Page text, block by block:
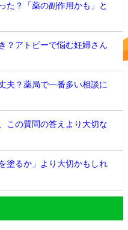
た？「薬の副作用かも」と
？アトピーで悩む妊婦さん
夫？薬局で一番多い相談に
この質問の答えより大切な
塗るか」より大切かもしれ